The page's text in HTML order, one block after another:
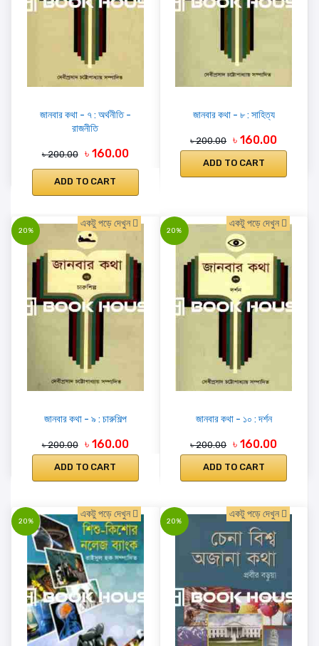
জানবার কথা - ৭ : অর্থনীতি -
রাজনীতি
৳ 200.00 ৳ 160.00
ADD TO CART
জানবার কথা - ৮ : সাহিত্য
৳ 200.00 ৳ 160.00
ADD TO CART
20%
একটু পড়ে দেখুন
জানবার কথা - ৯ : চারুশিল্প
৳ 200.00 ৳ 160.00
ADD TO CART
20%
একটু পড়ে দেখুন
জানবার কথা - ১০ : দর্শন
৳ 200.00 ৳ 160.00
ADD TO CART
20%
একটু পড়ে দেখুন
20%
একটু পড়ে দেখুন